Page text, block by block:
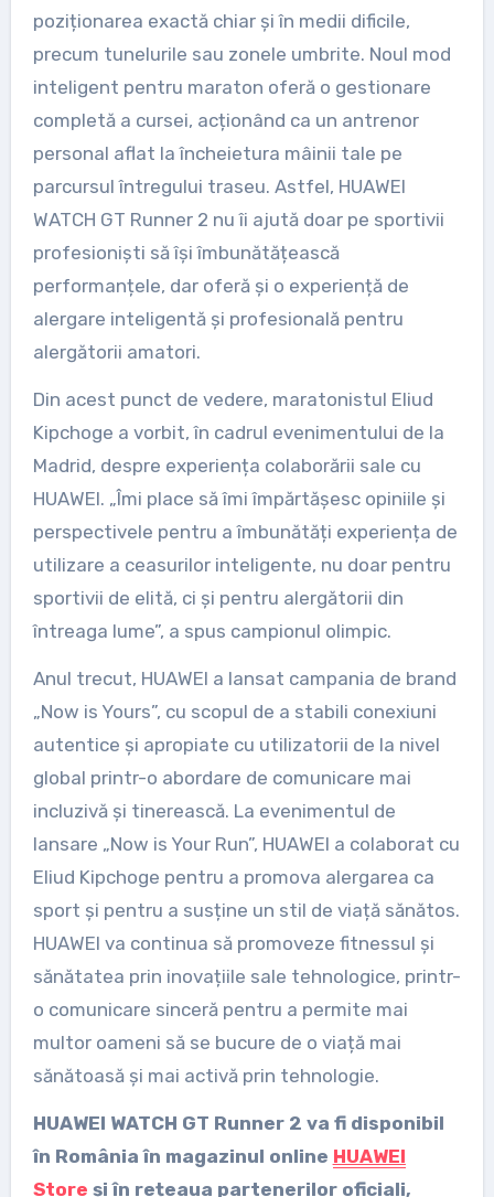
poziționarea exactă chiar și în medii dificile,
precum tunelurile sau zonele umbrite. Noul mod
inteligent pentru maraton oferă o gestionare
completă a cursei, acționând ca un antrenor
personal aflat la încheietura mâinii tale pe
parcursul întregului traseu. Astfel, HUAWEI
WATCH GT Runner 2 nu îi ajută doar pe sportivii
profesioniști să își îmbunătățească
performanțele, dar oferă și o experiență de
alergare inteligentă și profesională pentru
alergătorii amatori.
Din acest punct de vedere, maratonistul Eliud
Kipchoge a vorbit, în cadrul evenimentului de la
Madrid, despre experiența colaborării sale cu
HUAWEI. „Îmi place să îmi împărtășesc opiniile și
perspectivele pentru a îmbunătăți experiența de
utilizare a ceasurilor inteligente, nu doar pentru
sportivii de elită, ci și pentru alergătorii din
întreaga lume”, a spus campionul olimpic.
Anul trecut, HUAWEI a lansat campania de brand
„Now is Yours”, cu scopul de a stabili conexiuni
autentice și apropiate cu utilizatorii de la nivel
global printr-o abordare de comunicare mai
incluzivă și tinerească. La evenimentul de
lansare „Now is Your Run”, HUAWEI a colaborat cu
Eliud Kipchoge pentru a promova alergarea ca
sport și pentru a susține un stil de viață sănătos.
HUAWEI va continua să promoveze fitnessul și
sănătatea prin inovațiile sale tehnologice, printr-
o comunicare sinceră pentru a permite mai
multor oameni să se bucure de o viață mai
sănătoasă și mai activă prin tehnologie.
HUAWEI WATCH GT Runner 2 va fi disponibil
în România în magazinul online HUAWEI
Store și în rețeaua partenerilor oficiali,